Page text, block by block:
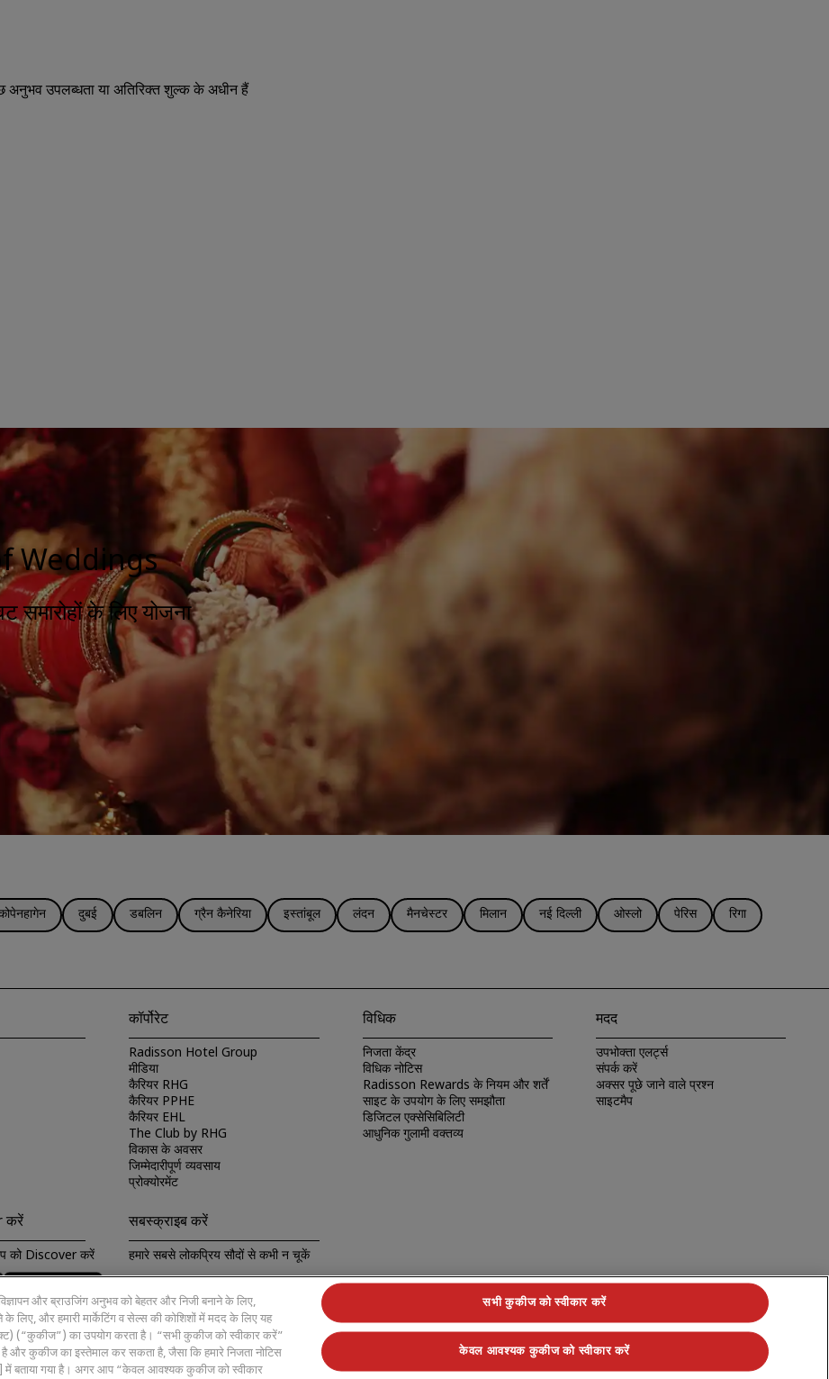
उपलब्धता या अतिरिक्त शुल्क के अधीन हैं
Weddings
समारोहों के लिए योजना
दुबई डबलिन ग्रैन कैनेरिया इस्तांबूल लंदन मैनचेस्टर मिलान नई दिल्ली ओस्लो पेरिस
रिगा
कॉर्पोरेट
Radisson Hotel Group
मीडिया
कैरियर RHG
कैरियर PPHE
कैरियर EHL
The Club by RHG
विकास के अवसर
जिम्मेदारीपूर्ण व्यवसाय
प्रोक्योरमेंट
विधिक
निजता केंद्र
विधिक नोटिस
Radisson Rewards के नियम और शर्तें
साइट के उपयोग के लिए समझौता
डिजिटल एक्सेसिबिलिटी
आधुनिक गुलामी वक्तव्य
मदद
उपभोक्ता एलर्ट्स
संपर्क करें
अक्सर पूछे जाने वाले प्रश्न
साइटमैप
करें
को Discover करें
सबस्क्राइब करें
हमारे सबसे लोकप्रिय सौदों से कभी न चूकें
और ब्राउजिंग अनुभव को बेहतर और निजी बनाने के लिए,
और हमारी मार्केटिंग व सेल्स की कोशिशों में मदद के लिए यह
(“कुकीज”) का उपयोग करता है। “सभी कुकीज को स्वीकार करें”
कुकीज का इस्तेमाल कर सकता है, जैसा कि हमारे निजता नोटिस
] में बताया गया है। अगर आप “केवल आवश्यक कुकीज को स्वीकार
सभी कुकीज को स्वीकार करें
केवल आवश्यक कुकीज को स्वीकार करें